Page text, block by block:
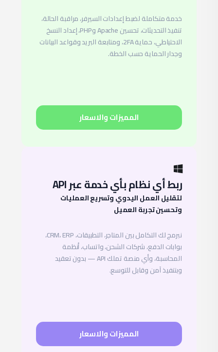
خدمة متكاملة لضبط إعدادات السيرفر، مراقبة الحالة،
تنفيذ التحديثات، تحسين Apache وPHP، إعداد النسخ
الاحتياطي، حماية 2FA، ومتابعة البريد وقواعد البيانات
وجدار الحماية حسب الخطة.
المميزات والاسعار
ربط أي نظام بأي خدمة عبر API
لتقليل العمل اليدوي وتسريع العمليات
وتحسين تجربة العميل
نبرمج لك التكامل بين المتاجر، التطبيقات، CRM، ERP،
بوابات الدفع، شركات الشحن، واتساب، أنظمة
المحاسبة، وأي منصة تملك API — بدون تعقيد
وبتنفيذ آمن وقابل للتوسع.
المميزات والاسعار